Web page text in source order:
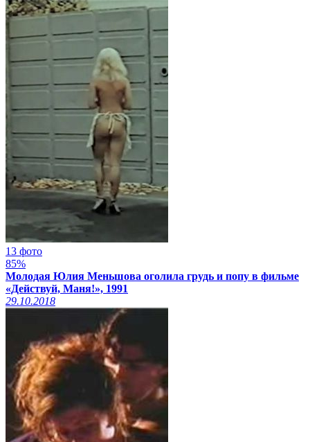
13 фото
85%
Молодая Юлия Меньшова оголила грудь и попу в фильме
«Действуй, Маня!», 1991
29.10.2018